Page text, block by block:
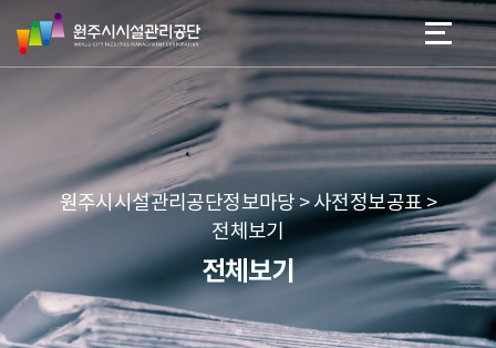
네
본문 바로가기
메뉴 바로가기
원
주
시
리
공
단
원주시시설관리공단정보마당 > 사전정보공표 >
전체보기
전체보기